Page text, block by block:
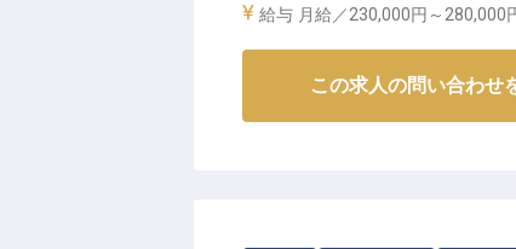
※2026年5月15日時点の情報で
ーー【東京の空の下、心に残
株式会社東武ホテルマネジメ
客様をお迎えしています。
レストランでのさりげない配
給与 月給／230,000円～ 280,000
この求人の問い合わせ